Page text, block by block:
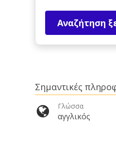
Αναζήτηση
Σημαντικές
Γλώσσα
αγγλικός